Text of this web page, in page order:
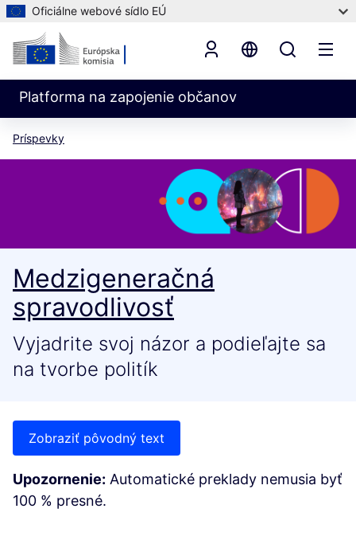
Oficiálne webové sídlo EÚ
Platforma na zapojenie občanov
Príspevky
Medzigeneračná
spravodlivosť
Vyjadrite svoj názor a podieľajte sa
na tvorbe politík
Zobraziť pôvodný text
Upozornenie: Automatické preklady nemusia byť
100 % presné.